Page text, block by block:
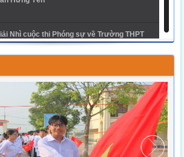
Nhì cuộc thi Phóng sự về Trường THPT
Dân
hội trải nghiệm STEM 2025 - THPT Nghĩa